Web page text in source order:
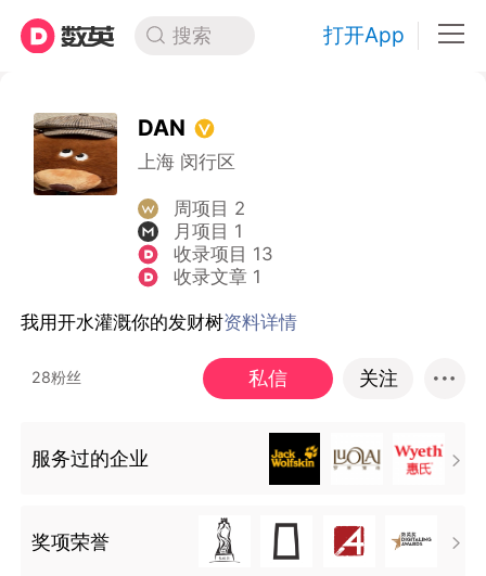
搜索 打开App
DAN
上海 闵行区
周项目 2
月项目 1
收录项目 13
收录文章 1
我用开水灌溉你的发财树资料详情
28粉丝 私信 关注
服务过的企业 
奖项荣誉 